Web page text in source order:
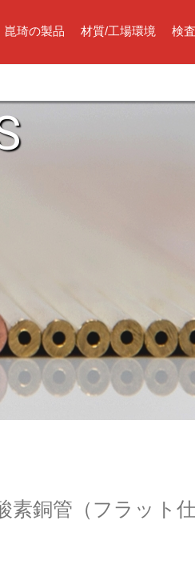
崑琦の製品 材質/工場環境 検
素銅管（フラット仕